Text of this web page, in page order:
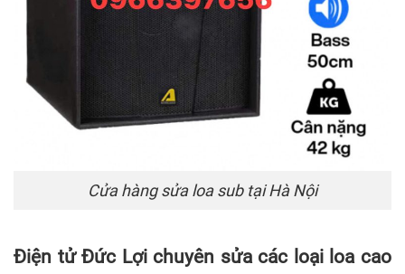
Cửa hàng sửa loa sub tại Hà Nội
Điện tử Đức Lợi chuyên sửa các loại loa cao